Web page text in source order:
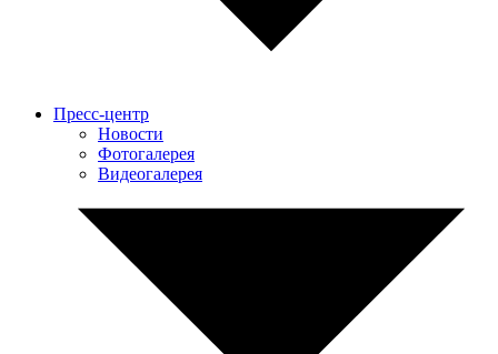
Пресс-центр
Новости
Фотогалерея
Видеогалерея